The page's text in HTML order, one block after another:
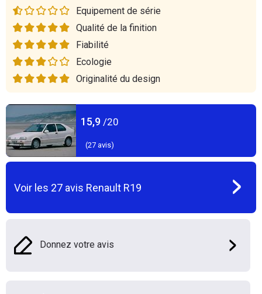
Equipement de série
Qualité de la finition
Fiabilité
Ecologie
Originalité du design
15,9 /20
(27 avis)
Voir les 27 avis Renault R19
Donnez votre avis